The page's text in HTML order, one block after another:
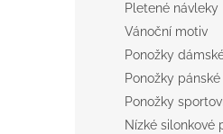
Pletené návleky
Vánoční motiv
Ponožky
Ponožky pánské
Ponožky
Nízké silonkové